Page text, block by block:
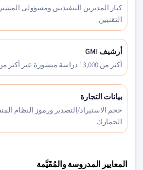
كبار المديرين التنفيذيين ومسؤولي
التقنيين
أرشيف GMI
أكثر من 13,000 دراسة منشورة عبر أكثر من 30 قطاعاً صناعياً
بيانات التجارة
حجم الاستيراد/التصدير ورموز النظام
الجمارك
المعايير المدروسة والمُقَيَّمة